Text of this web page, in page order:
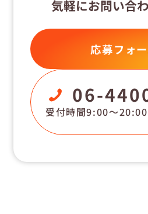
気軽にお問い合
応募フォ
06-
受付時間9:00〜20:00